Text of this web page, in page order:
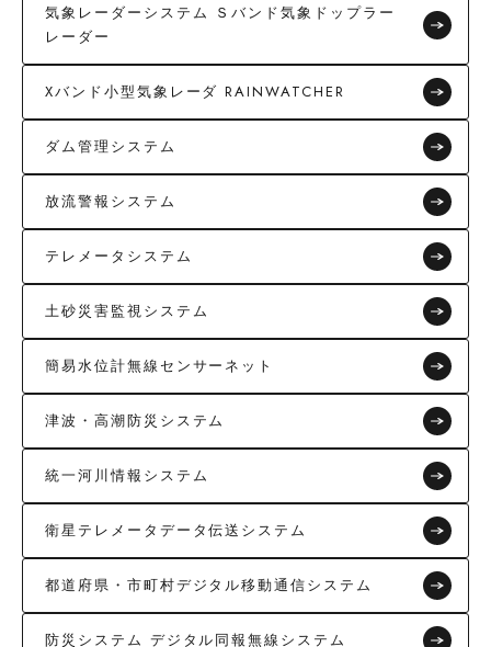
気象レーダーシステム Ｓバンド気象ドップラー
レーダー
Xバンド小型気象レーダ RAINWATCHER
ダム管理システム
放流警報システム
テレメータシステム
土砂災害監視システム
簡易水位計無線センサーネット
津波・高潮防災システム
統一河川情報システム
衛星テレメータデータ伝送システム
都道府県・市町村デジタル移動通信システム
防災システム デジタル同報無線システム